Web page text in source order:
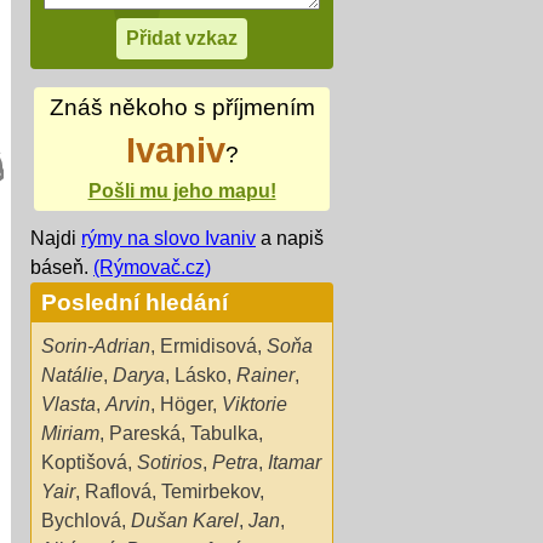
Znáš někoho s příjmením
Ivaniv?
Pošli mu jeho mapu!
Najdi rýmy na slovo Ivaniv a napiš
báseň. (Rýmovač.cz)
Poslední hledání
Sorin-Adrian, Ermidisová, Soňa
Natálie, Darya, Lásko, Rainer,
Vlasta, Arvin, Höger, Viktorie
Miriam, Pareská, Tabulka,
Koptišová, Sotirios, Petra, Itamar
Yair, Raflová, Temirbekov,
Bychlová, Dušan Karel, Jan,